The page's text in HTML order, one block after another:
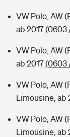
VW Polo, AW
ab 2017(0603
VW Polo, AW
ab 2017(0603
VW Polo, AW
Limousine, ab
VW Polo, AW
Limousine, ab